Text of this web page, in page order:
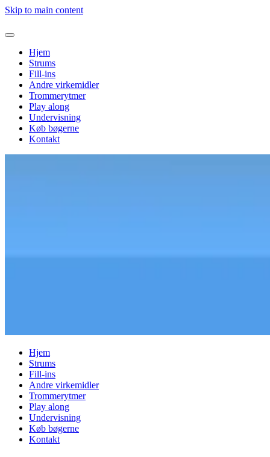
Skip to main content
Hjem
Strums
Fill-ins
Andre virkemidler
Trommerytmer
Play along
Undervisning
Køb bøgerne
Kontakt
Hjem
Strums
Fill-ins
Andre virkemidler
Trommerytmer
Play along
Undervisning
Køb bøgerne
Kontakt